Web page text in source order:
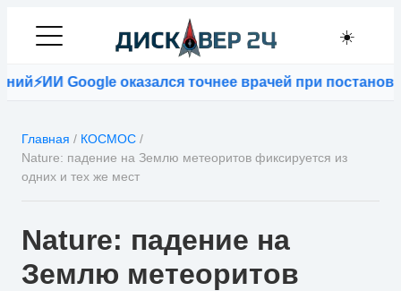
☀️
оказался точнее врачей при постановке
Главная / КОСМОС /
Nature: падение на Землю метеоритов фиксируется из
одних и тех же мест
Nature: падение на
Землю метеоритов